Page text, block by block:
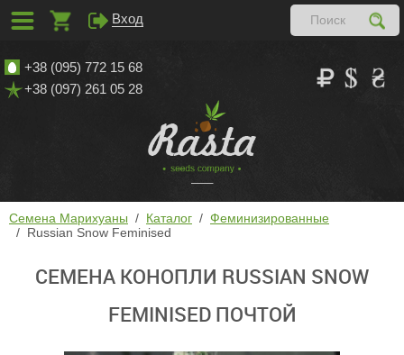
+38 (095) 772 15 68
+38 (097) 261 05 28
Семена Марихуаны Каталог
Феминизированные
Russian Snow Feminised
СЕМЕНА КОНОПЛИ RUSSIAN SNOW
FEMINISED ПОЧТОЙ
Вход